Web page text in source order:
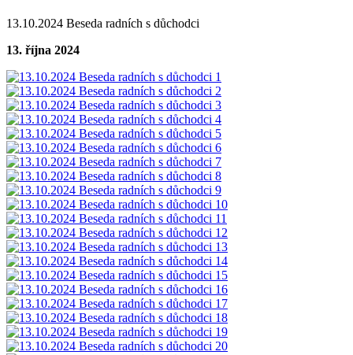
13.10.2024 Beseda radních s důchodci
13. října 2024